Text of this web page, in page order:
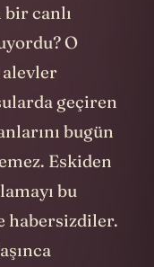
bir canlı
O
alevler
geçiren
bugün
Eskiden
bu
habersizdiler.